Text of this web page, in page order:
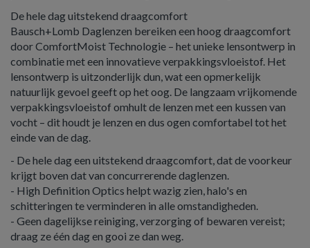
De hele dag uitstekend draagcomfort
Bausch+Lomb Daglenzen bereiken een hoog draagcomfort
door ComfortMoist Technologie – het unieke lensontwerp in
combinatie met een innovatieve verpakkingsvloeistof. Het
lensontwerp is uitzonderlijk dun, wat een opmerkelijk
natuurlijk gevoel geeft op het oog. De langzaam vrijkomende
verpakkingsvloeistof omhult de lenzen met een kussen van
vocht – dit houdt je lenzen en dus ogen comfortabel tot het
einde van de dag.
- De hele dag een uitstekend draagcomfort, dat de voorkeur
krijgt boven dat van concurrerende daglenzen.
- High Definition Optics helpt wazig zien, halo's en
schitteringen te verminderen in alle omstandigheden.
- Geen dagelijkse reiniging, verzorging of bewaren vereist;
draag ze één dag en gooi ze dan weg.